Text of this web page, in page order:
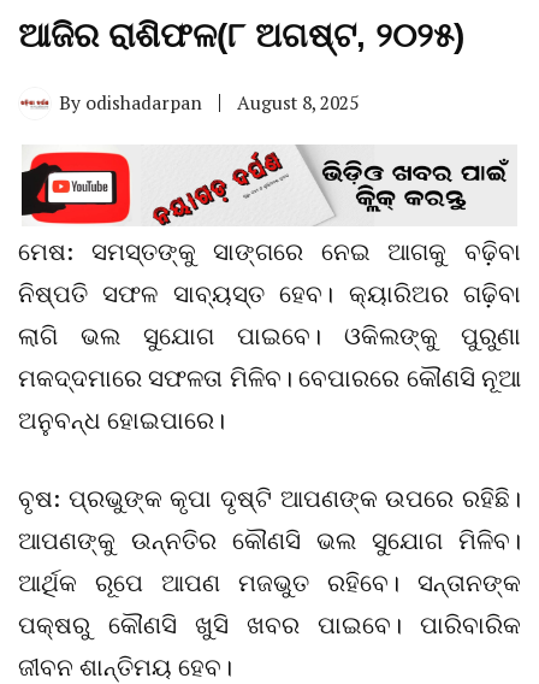
ଆଜିର ରାଶିଫଳ(୮ ଅଗଷ୍ଟ, ୨୦୨୫)
By odishadarpan August 8, 2025
ମେଷ: ସମସ୍ତଙ୍କୁ ସାଙ୍ଗରେ ନେଇ ଆଗକୁ ବଢ଼ିବା
ନିଷ୍ପତି ସଫଳ ସାବ୍ୟସ୍ତ ହେବ। କ୍ୟାରିଅର ଗଢ଼ିବା
ଲାଗି ଭଲ ସୁଯୋଗ ପାଇବେ। ଓକିଲଙ୍କୁ ପୁରୁଣା
ମକଦ୍ଦମାରେ ସଫଳତା ମିଳିବ। ବେପାରରେ କୌଣସି ନୂଆ
ଅନୁବନ୍ଧ ହୋଇପାରେ।
ବୃଷ: ପ୍ରଭୁଙ୍କ କୃପା ଦୃଷ୍ଟି ଆପଣଙ୍କ ଉପରେ ରହିଛି।
ଆପଣଙ୍କୁ ଉନ୍ନତିର କୌଣସି ଭଲ ସୁଯୋଗ ମିଳିବ।
ଆର୍ଥିକ ରୂପେ ଆପଣ ମଜଭୁତ ରହିବେ। ସନ୍ତାନଙ୍କ
ପକ୍ଷରୁ କୌଣସି ଖୁସି ଖବର ପାଇବେ। ପାରିବାରିକ
ଜୀବନ ଶାନ୍ତିମୟ ହେବ।